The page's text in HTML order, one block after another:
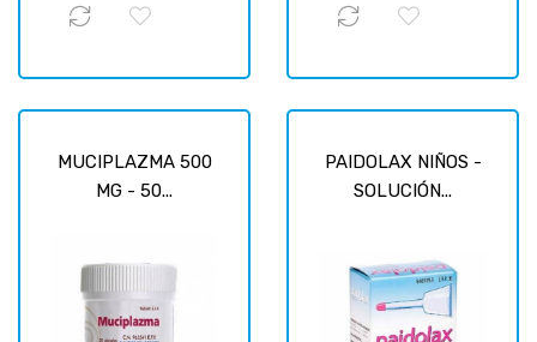
MUCIPLAZMA 500
MG - 50...
PAIDOLAX NIÑOS -
SOLUCIÓN...